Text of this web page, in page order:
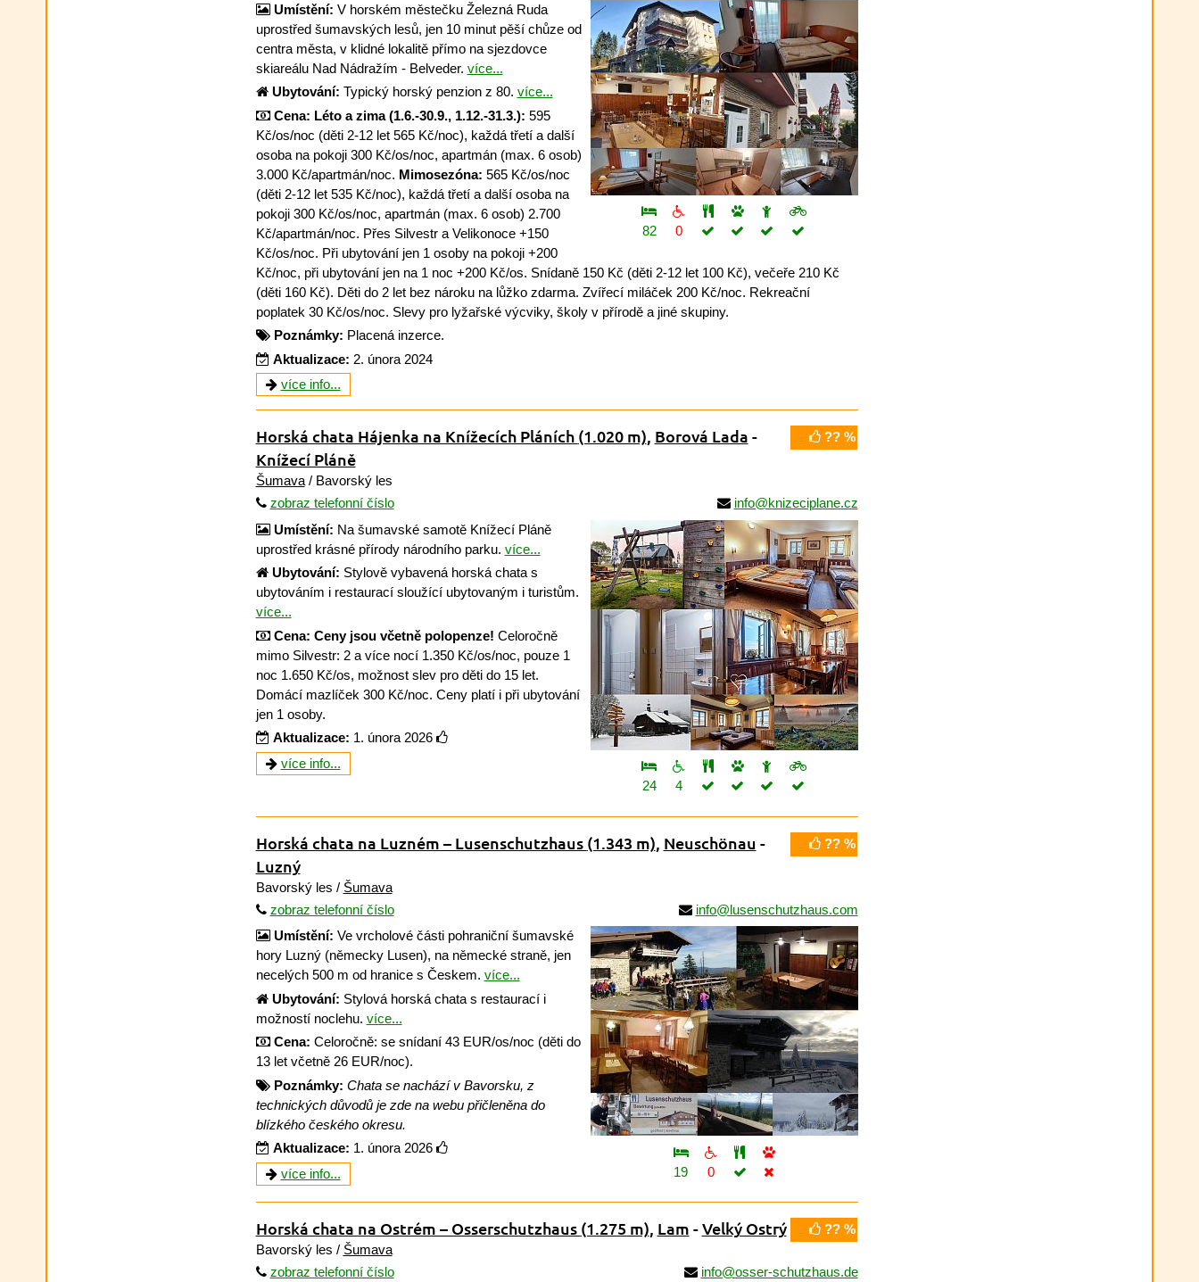
82 0
Umístění: V horském městečku Železná Ruda
uprostřed šumavských lesů, jen 10 minut pěší chůze od
centra města, v klidné lokalitě přímo na sjezdovce
skiareálu Nad Nádražím - Belveder. více...
Ubytování: Typický horský penzion z 80. více...
Cena: Léto a zima (1.6.-30.9., 1.12.-31.3.): 595
Kč/os/noc (děti 2-12 let 565 Kč/noc), každá třetí a další
osoba na pokoji 300 Kč/os/noc, apartmán (max. 6 osob)
3.000 Kč/apartmán/noc. Mimosezóna: 565 Kč/os/noc
(děti 2-12 let 535 Kč/noc), každá třetí a další osoba na
pokoji 300 Kč/os/noc, apartmán (max. 6 osob) 2.700
Kč/apartmán/noc. Přes Silvestr a Velikonoce +150
Kč/os/noc. Při ubytování jen 1 osoby na pokoji +200
Kč/noc, při ubytování jen na 1 noc +200 Kč/os. Snídaně 150 Kč (děti 2-12 let 100 Kč), večeře 210 Kč
(děti 160 Kč). Děti do 2 let bez nároku na lůžko zdarma. Zvířecí miláček 200 Kč/noc. Rekreační
poplatek 30 Kč/os/noc. Slevy pro lyžařské výcviky, školy v přírodě a jiné skupiny.
Poznámky: Placená inzerce.
Aktualizace: 2. února 2024
více info...
?? %
Horská chata Hájenka na Knížecích Pláních (1.020 m), Borová Lada -
Knížecí Pláně
Šumava/ Bavorský les
zobraz telefonní číslo
info@knizeciplane.cz
24 4
Umístění: Na šumavské samotě Knížecí Pláně
uprostřed krásné přírody národního parku. více...
Ubytování: Stylově vybavená horská chata s
ubytováním i restaurací sloužící ubytovaným i turistům.
více...
Cena: Ceny jsou včetně polopenze! Celoročně
mimo Silvestr: 2 a více nocí 1.350 Kč/os/noc, pouze 1
noc 1.650 Kč/os, možnost slev pro děti do 15 let.
Domácí mazlíček 300 Kč/noc. Ceny platí i při ubytování
jen 1 osoby.
Aktualizace: 1. února 2026
více info...
?? %
Horská chata na Luzném – Lusenschutzhaus (1.343 m) Neuschönau -
Luzný
Bavorský les / Šumava
zobraz telefonní číslo
info@lusenschutzhaus.com
19 0
Umístění: Ve vrcholové části pohraniční šumavské
hory Luzný (německy Lusen), na německé straně, jen
necelých 500 m od hranice s Českem. více...
Ubytování: Stylová horská chata s restaurací i
možností noclehu. více...
Cena: Celoročně: se snídaní 43 EUR/os/noc (děti do
13 let včetně 26 EUR/noc).
Poznámky: Chata se nachází v Bavorsku, z
technických důvodů je zde na webu přičleněna do
blízkého českého okresu.
Aktualizace: 1. února 2026
více info...
?? %
Horská chata na Ostrém – Osserschutzhaus (1.275 m), Lam -Velký Ostrý
Bavorský les / Šumava
zobraz telefonní číslo
info@osser-schutzhaus.de